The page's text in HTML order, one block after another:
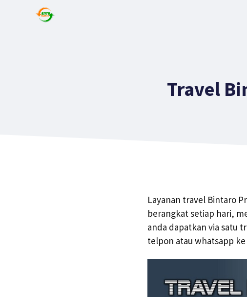
Travel
Layanan travel Bintaro
berangkat setiap hari,
anda dapatkan via satu
telpon atau whatsapp